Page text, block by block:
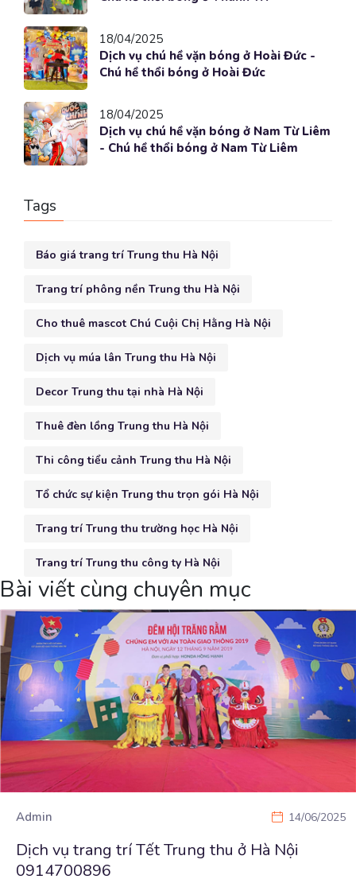
18/04/2025
Dịch vụ chú hề vặn bóng ở Hoài Đức -
Chú hề thổi bóng ở Hoài Đức
18/04/2025
Dịch vụ chú hề vặn bóng ở Nam Từ Liêm
- Chú hề thổi bóng ở Nam Từ Liêm
Tags
Báo giá trang trí Trung thu Hà Nội
Trang trí phông nền Trung thu Hà Nội
Cho thuê mascot Chú Cuội Chị Hằng Hà Nội
Dịch vụ múa lân Trung thu Hà Nội
Decor Trung thu tại nhà Hà Nội
Thuê đèn lồng Trung thu Hà Nội
Thi công tiểu cảnh Trung thu Hà Nội
Tổ chức sự kiện Trung thu trọn gói Hà Nội
Trang trí Trung thu trường học Hà Nội
Trang trí Trung thu công ty Hà Nội
Bài viết cùng chuyên mục
Admin 14/06/2025
Dịch vụ trang trí Tết Trung thu ở Hà Nội
0914700896